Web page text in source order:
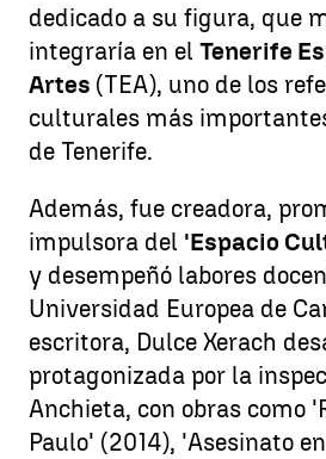
dedicado a su figura, que
integraría en el Tenerife
Artes (TEA), uno de los
culturales más
de Tenerife.
Además, fue creadora,
impulsora del 'Espacio
y desempeñó labores
Universidad Europea de
escritora, Dulce Xerach
protagonizada por la
Anchieta, con obras como
Paulo' (2014), 'Asesinato